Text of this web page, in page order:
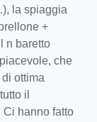
la spiaggia
+
n baretto
che
ottima
il
Ci hanno fatto